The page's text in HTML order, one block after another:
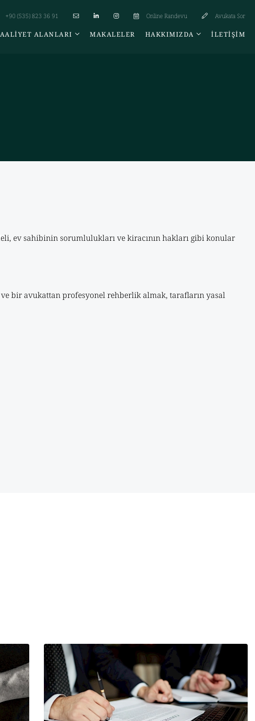
+90 (535) 823 36 91 Online Randevu Avukata Sor
ALANLARI MAKALELER HAKKIMIZDA İLETIŞIM
ev sahibinin sorumlulukları ve kiracının hakları gibi konular
bir avukattan profesyonel rehberlik almak, tarafların yasal